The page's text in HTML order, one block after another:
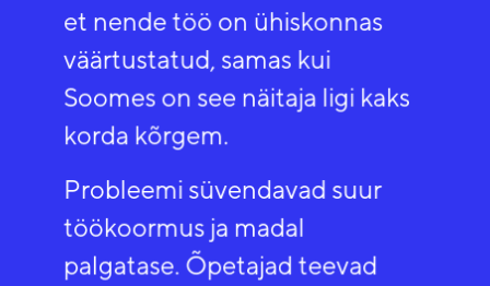
et nende töö on ühiskonnas
väärtustatud, samas kui
Soomes on see näitaja ligi kaks
korda kõrgem.
Probleemi süvendavad suur
töökoormus ja madal
palgatase. Õpetajad teevad